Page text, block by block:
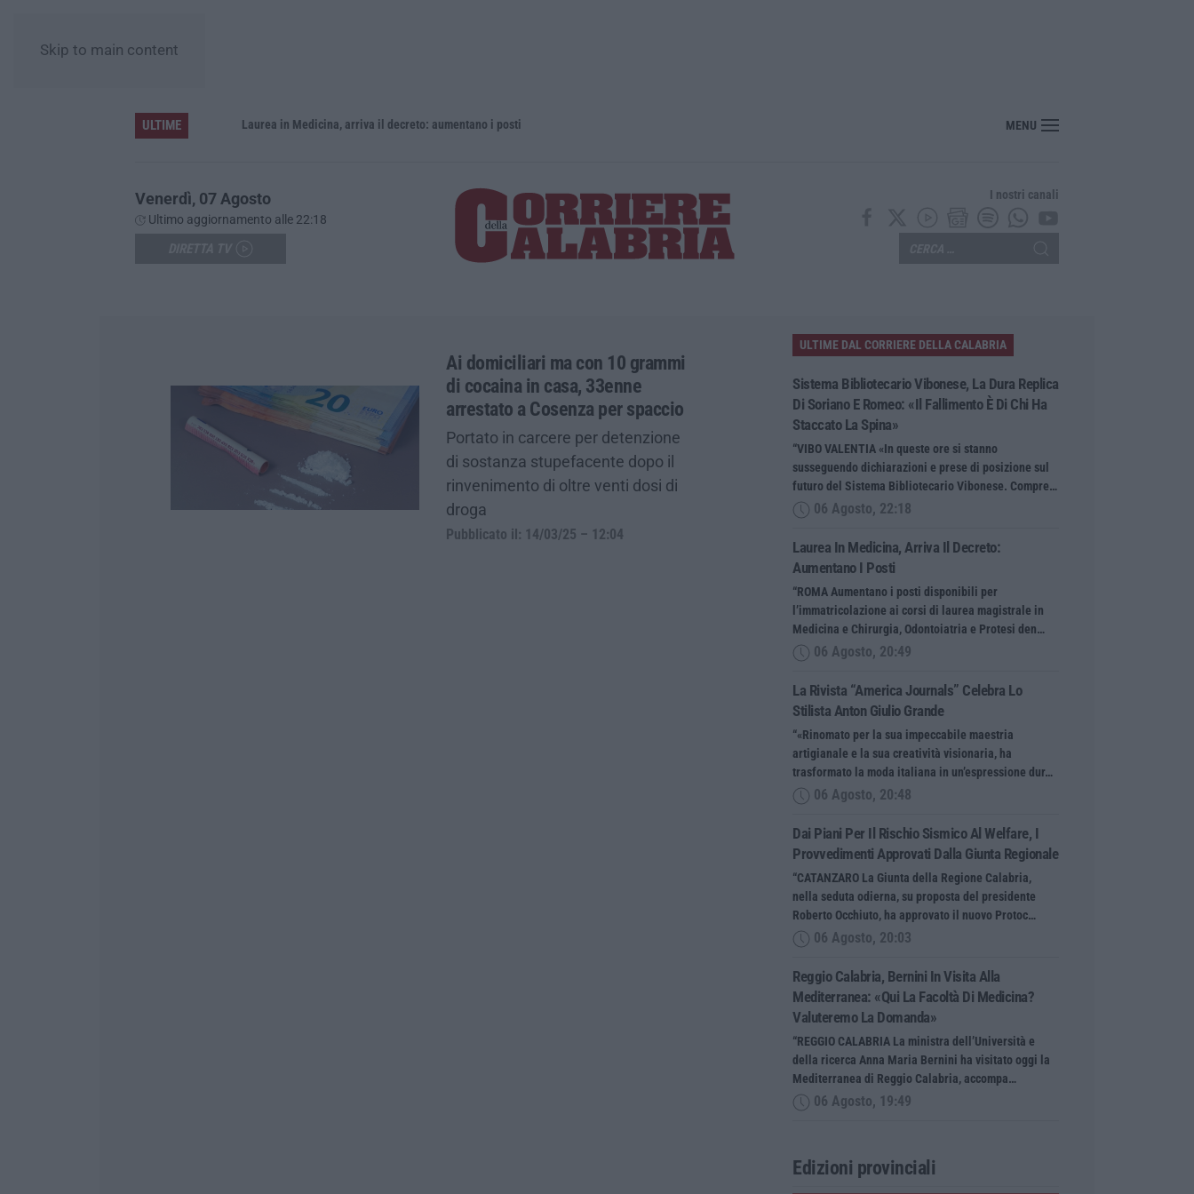
Skip to main content
ULTIME
Sistema bibliotecario vibonese, la dura replica di Soriano e Romeo: «Il fallimento è di chi ha staccato la spina» Laurea in Medicina, arriva il decreto: aumentano i posti La rivista “America Journals” celebra lo stilista Anton Giulio Grande
MENU
Venerdì, 07 Agosto
Ultimo aggiornamento alle 22:18
I nostri canali
Ai domiciliari ma con 10 grammi
di cocaina in casa, 33enne
arrestato a Cosenza per spaccio
Portato in carcere per detenzione
di sostanza stupefacente dopo il
rinvenimento di oltre venti dosi di
droga
Pubblicato il: 14/03/25 – 12:04
ULTIME DAL CORRIERE DELLA CALABRIA
Sistema Bibliotecario Vibonese, La Dura Replica
Di Soriano E Romeo: «Il Fallimento È Di Chi Ha
Staccato La Spina»
“VIBO VALENTIA «In queste ore si stanno
susseguendo dichiarazioni e prese di posizione sul
futuro del Sistema Bibliotecario Vibonese. Compre…
06 Agosto, 22:18
Laurea In Medicina, Arriva Il Decreto:
Aumentano I Posti
“ROMA Aumentano i posti disponibili per
l’immatricolazione ai corsi di laurea magistrale in
Medicina e Chirurgia, Odontoiatria e Protesi den…
06 Agosto, 20:49
La Rivista “America Journals” Celebra Lo
Stilista Anton Giulio Grande
“«Rinomato per la sua impeccabile maestria
artigianale e la sua creatività visionaria, ha
trasformato la moda italiana in un’espressione dur…
06 Agosto, 20:48
Dai Piani Per Il Rischio Sismico Al Welfare, I
Provvedimenti Approvati Dalla Giunta Regionale
“CATANZARO La Giunta della Regione Calabria,
nella seduta odierna, su proposta del presidente
Roberto Occhiuto, ha approvato il nuovo Protoc…
06 Agosto, 20:03
Reggio Calabria, Bernini In Visita Alla
Mediterranea: «Qui La Facoltà Di Medicina?
Valuteremo La Domanda»
“REGGIO CALABRIA La ministra dell’Università e
della ricerca Anna Maria Bernini ha visitato oggi la
Mediterranea di Reggio Calabria, accompa…
06 Agosto, 19:49
Edizioni provinciali